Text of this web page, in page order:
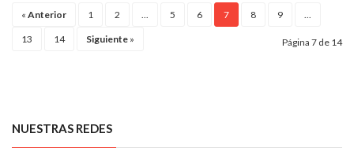
« Anterior 1 2 ... 5 6 7 8 9 ...
13 14 Siguiente » Página 7 de 14
NUESTRAS REDES